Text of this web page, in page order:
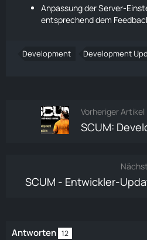
Anpassung der Server-
entsprechend dem
Development Development
Vorheriger Artikel
SCUM:
SCUM - Entwickler-
Antworten 12